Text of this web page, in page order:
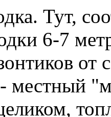
Тут,
6-7
от
- местный